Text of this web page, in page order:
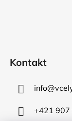
Kontakt
info@
+421 907